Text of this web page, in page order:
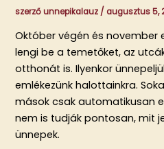
szerző unnepikalauz /augusztus 5,
Október végén és november
lengi be a temetőket, az
otthonát is. Ilyenkor
emlékezünk halottainkra.
mások csak automatikusan
nem is tudják pontosan, mit
ünnepek.